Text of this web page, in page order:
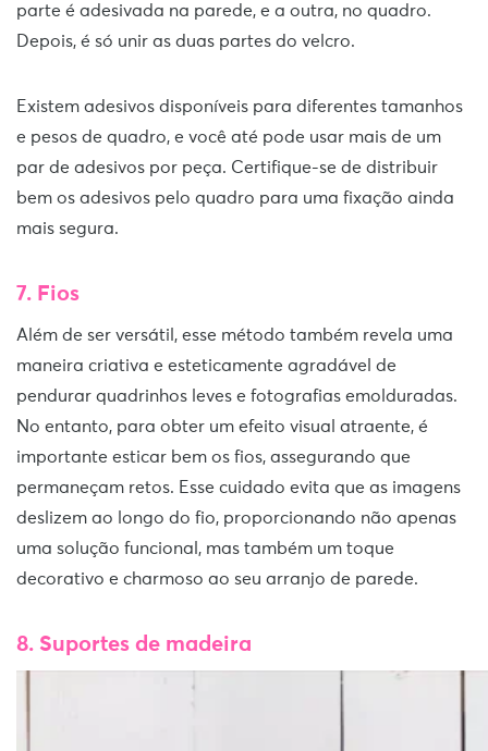
parte é adesivada na parede, e a outra, no quadro.
Depois, é só unir as duas partes do velcro.
Existem adesivos disponíveis para diferentes tamanhos
e pesos de quadro, e você até pode usar mais de um
par de adesivos por peça. Certifique-se de distribuir
bem os adesivos pelo quadro para uma fixação ainda
mais segura.
7. Fios
Além de ser versátil, esse método também revela uma
maneira criativa e esteticamente agradável de
pendurar quadrinhos leves e fotografias emolduradas.
No entanto, para obter um efeito visual atraente, é
importante esticar bem os fios, assegurando que
permaneçam retos. Esse cuidado evita que as imagens
deslizem ao longo do fio, proporcionando não apenas
uma solução funcional, mas também um toque
decorativo e charmoso ao seu arranjo de parede.
8. Suportes de madeira